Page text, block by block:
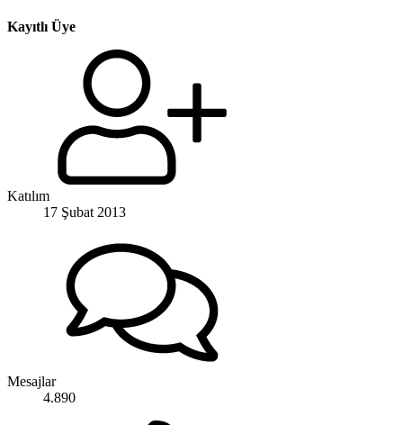
Kayıtlı Üye
Katılım
17 Şubat 2013
Mesajlar
4.890